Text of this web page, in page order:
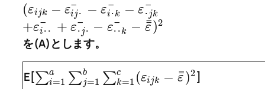
(εijk − εij ･
¯ − εi ･k
¯ − ε ･ jk
¯
+εi ･ ･
¯ + ε ･ j･
¯ − ε･ ･k
¯ − ε
¯
¯)2
を(A)とします。
E[∑a
i=1 ∑b
j=1 ∑c
k=1 (εijk − ε
¯
¯)2]